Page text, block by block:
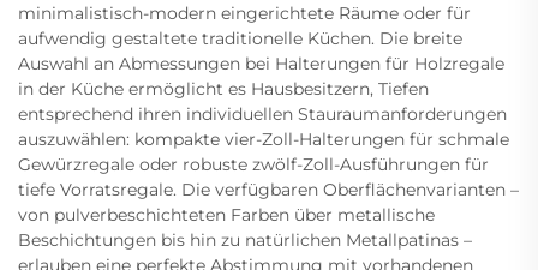
minimalistisch-modern eingerichtete Räume oder für
aufwendig gestaltete traditionelle Küchen. Die breite
Auswahl an Abmessungen bei Halterungen für Holzregale
in der Küche ermöglicht es Hausbesitzern, Tiefen
entsprechend ihren individuellen Stauraumanforderungen
auszuwählen: kompakte vier-Zoll-Halterungen für schmale
Gewürzregale oder robuste zwölf-Zoll-Ausführungen für
tiefe Vorratsregale. Die verfügbaren Oberflächenvarianten –
von pulverbeschichteten Farben über metallische
Beschichtungen bis hin zu natürlichen Metallpatinas –
erlauben eine perfekte Abstimmung mit vorhandenen